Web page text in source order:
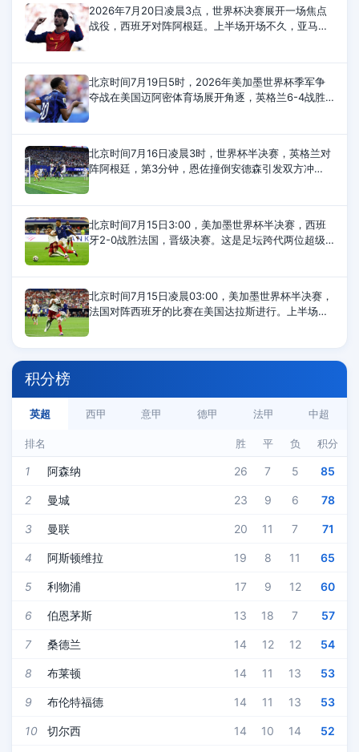
2026年7月20日凌晨3点，世界杯决赛展开一场焦点
战役，西班牙对阵阿根廷。上半场开场不久，亚马尔
北京时间7月19日5时，2026年美加墨世界杯季军争
夺战在美国迈阿密体育场展开角逐，英格兰6-4战胜
北京时间7月16日凌晨3时，世界杯半决赛，英格兰对
阵阿根廷，第3分钟，恩佐撞倒安德森引发双方冲
北京时间7月15日3:00，美加墨世界杯半决赛，西班
牙2-0战胜法国，晋级决赛。这是足坛跨代两位超级
北京时间7月15日凌晨03:00，美加墨世界杯半决赛，
法国对阵西班牙的比赛在美国达拉斯进行。上半场比
积分榜
英超 西甲 意甲 德甲 法甲 中超
排名 胜 平 负 积分
1 阿森纳 26 7 5 85
2 曼城 23 9 6 78
3 曼联 20 11 7 71
4 阿斯顿维拉 19 8 11 65
5 利物浦 17 9 12 60
6 伯恩茅斯 13 18 7 57
7 桑德兰 14 12 12 54
8 布莱顿 14 11 13 53
9 布伦特福德 14 11 13 53
10 切尔西 14 10 14 52